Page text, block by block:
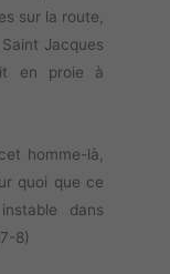
sur la route,
Jacques
en proie à
homme-là,
quoi que ce
dans
8)